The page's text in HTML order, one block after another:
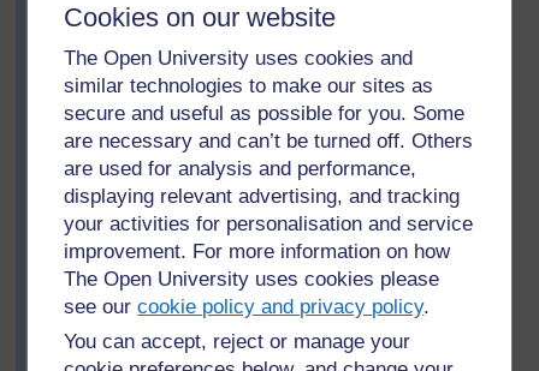
Cookies on our website
The Open University uses cookies and
similar technologies to make our sites as
secure and useful as possible for you. Some
are necessary and can’t be turned off. Others
are used for analysis and performance,
displaying relevant advertising, and tracking
your activities for personalisation and service
improvement. For more information on how
The Open University uses cookies please
see ourcookie policy and privacy policy.
You can accept, reject or manage your
Est-ce que la terre était productive ? Si oui,
pourquoi ? Si non, pourquoi pas ?
Comment peut-on améliorer la façon dont on
s’occupe de la terre ?
D'autres questions se trouvent dans laRessource 4 :
Questions concernant l’utilisation de la terre
Avec la classe entière, ils ont réfléchi à toutes ces
questions et ont partagé des idées.
À la fin de la journée, M. Napo a demandé aux élèves
de regarder le long de la route, en rentrant chez eux, et
d’observer les différentes façons dont la terre était
utilisée et de revenir le jour suivant avec tout ce qui